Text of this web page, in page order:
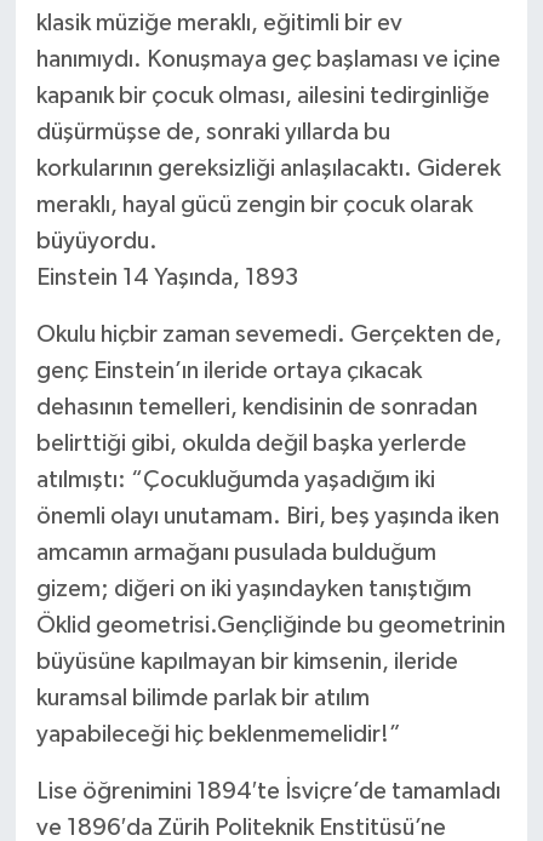
klasik müziğe meraklı, eğitimli bir ev
hanımıydı. Konuşmaya geç başlaması ve içine
kapanık bir çocuk olması, ailesini tedirginliğe
düşürmüşse de, sonraki yıllarda bu
korkularının gereksizliği anlaşılacaktı. Giderek
meraklı, hayal gücü zengin bir çocuk olarak
büyüyordu.
Einstein 14 Yaşında, 1893
Okulu hiçbir zaman sevemedi. Gerçekten de,
genç Einstein’ın ileride ortaya çıkacak
dehasının temelleri, kendisinin de sonradan
belirttiği gibi, okulda değil başka yerlerde
atılmıştı: “Çocukluğumda yaşadığım iki
önemli olayı unutamam. Biri, beş yaşında iken
amcamın armağanı pusulada bulduğum
gizem; diğeri on iki yaşındayken tanıştığım
Öklid geometrisi.Gençliğinde bu geometrinin
büyüsüne kapılmayan bir kimsenin, ileride
kuramsal bilimde parlak bir atılım
yapabileceği hiç beklenmemelidir!”
Lise öğrenimini 1894′te İsviçre’de tamamladı
ve 1896′da Zürih Politeknik Enstitüsü’ne